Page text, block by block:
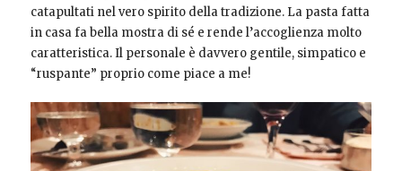
catapultati nel vero spirito della tradizione. La pasta fatta
in casa fa bella mostra di sé e rende l’accoglienza molto
caratteristica. Il personale è davvero gentile, simpatico e
“ruspante” proprio come piace a me!